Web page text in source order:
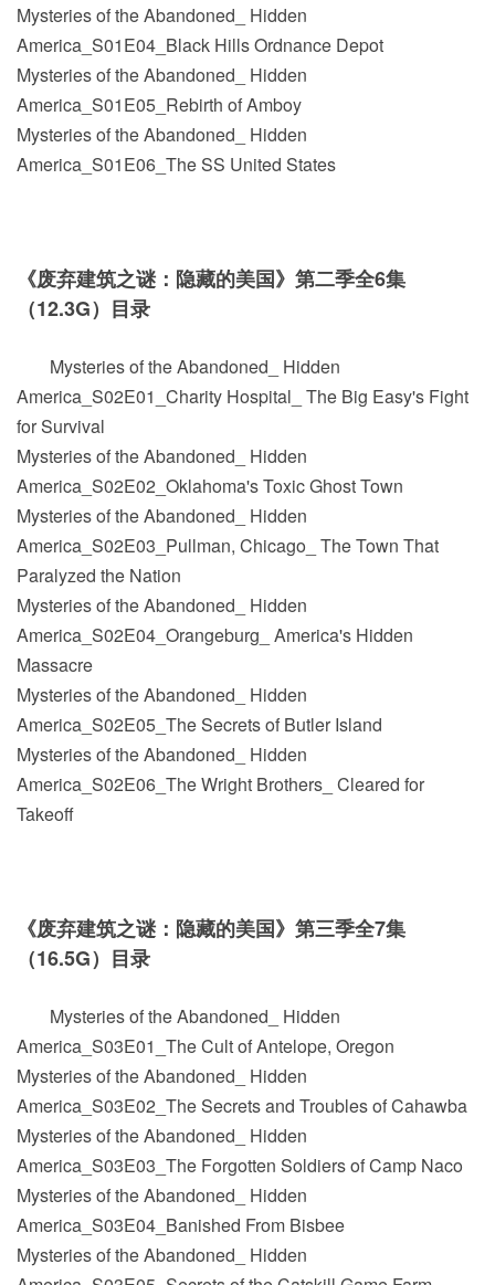
Mysteries of the Abandoned_ Hidden
America_S01E04_Black Hills Ordnance Depot
Mysteries of the Abandoned_ Hidden
America_S01E05_Rebirth of Amboy
Mysteries of the Abandoned_ Hidden
America_S01E06_The SS United States
《废弃建筑之谜：隐藏的美国》第二季全6集
（12.3G）目录
Mysteries of the Abandoned_ Hidden
America_S02E01_Charity Hospital_ The Big Easy's Fight
for Survival
Mysteries of the Abandoned_ Hidden
America_S02E02_Oklahoma's Toxic Ghost Town
Mysteries of the Abandoned_ Hidden
America_S02E03_Pullman, Chicago_ The Town That
Paralyzed the Nation
Mysteries of the Abandoned_ Hidden
America_S02E04_Orangeburg_ America's Hidden
Massacre
Mysteries of the Abandoned_ Hidden
America_S02E05_The Secrets of Butler Island
Mysteries of the Abandoned_ Hidden
America_S02E06_The Wright Brothers_ Cleared for
Takeoff
《废弃建筑之谜：隐藏的美国》第三季全7集
（16.5G）目录
Mysteries of the Abandoned_ Hidden
America_S03E01_The Cult of Antelope, Oregon
Mysteries of the Abandoned_ Hidden
America_S03E02_The Secrets and Troubles of Cahawba
Mysteries of the Abandoned_ Hidden
America_S03E03_The Forgotten Soldiers of Camp Naco
Mysteries of the Abandoned_ Hidden
America_S03E04_Banished From Bisbee
Mysteries of the Abandoned_ Hidden